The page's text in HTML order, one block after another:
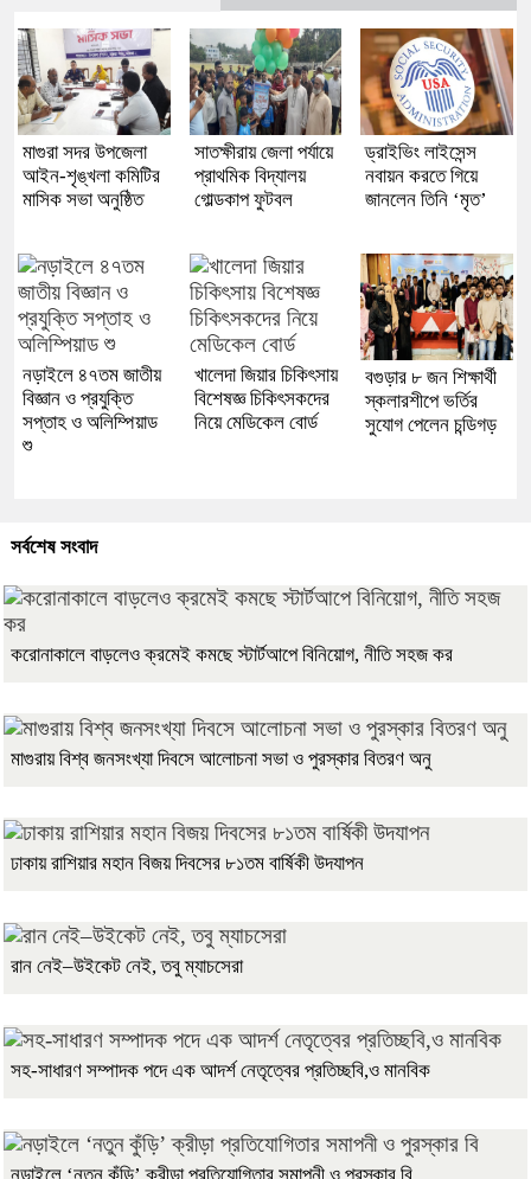
মাগুরা সদর উপজেলা
আইন-শৃঙ্খলা কমিটির
মাসিক সভা অনুষ্ঠিত
সাতক্ষীরায় জেলা পর্যায়ে
প্রাথমিক বিদ্যালয়
গোল্ডকাপ ফুটবল
ড্রাইভিং লাইসেন্স
নবায়ন করতে গিয়ে
জানলেন তিনি ‘মৃত’
নড়াইলে ৪৭তম জাতীয়
বিজ্ঞান ও প্রযুক্তি
সপ্তাহ ও অলিম্পিয়াড
শু
খালেদা জিয়ার চিকিৎসায়
বিশেষজ্ঞ চিকিৎসকদের
নিয়ে মেডিকেল বোর্ড
বগুড়ার ৮ জন শিক্ষার্থী
স্কলারশীপে ভর্তির
সুযোগ পেলেন চন্ডিগড়
সর্বশেষ সংবাদ
করোনাকালে বাড়লেও ক্রমেই কমছে স্টার্টআপে বিনিয়োগ, নীতি সহজ কর
মাগুরায় বিশ্ব জনসংখ্যা দিবসে আলোচনা সভা ও পুরস্কার বিতরণ অনু
ঢাকায় রাশিয়ার মহান বিজয় দিবসের ৮১তম বার্ষিকী উদযাপন
রান নেই–উইকেট নেই, তবু ম্যাচসেরা
সহ-সাধারণ সম্পাদক পদে এক আদর্শ নেতৃত্বের প্রতিচ্ছবি,ও মানবিক
নড়াইলে ‘নতুন কুঁড়ি’ ক্রীড়া প্রতিযোগিতার সমাপনী ও পুরস্কার বি